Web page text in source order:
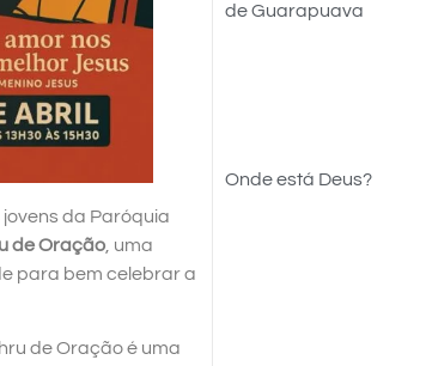
da Paróquia
de Oração , uma
para bem celebrar a
de Oração é uma
de Guarapuava
Onde está Deus?